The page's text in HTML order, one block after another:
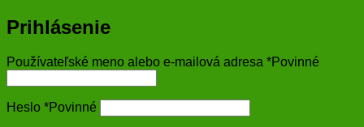
Prihlásenie
Používateľské meno alebo e-mailová adresa *Povinné
Heslo *Povinné